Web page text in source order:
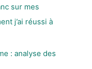
sur mes
j’ai réussi à
: analyse des